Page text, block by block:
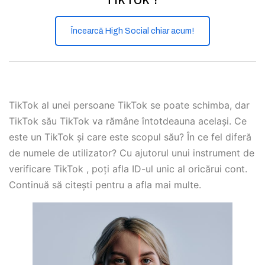
Încearcă High Social chiar acum!
TikTok al unei persoane TikTok se poate schimba, dar
TikTok său TikTok va rămâne întotdeauna același. Ce
este un TikTok și care este scopul său? În ce fel diferă
de numele de utilizator? Cu ajutorul unui instrument de
verificare TikTok , poți afla ID-ul unic al oricărui cont.
Continuă să citești pentru a afla mai multe.